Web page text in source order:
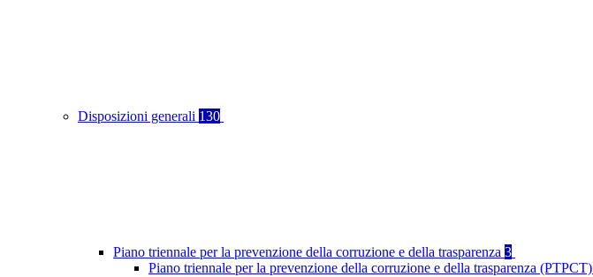
Disposizioni generali 130
Piano triennale per la prevenzione della corruzione e della trasparenza 3
Piano triennale per la prevenzione della corruzione e della trasparenza (PTPCT)